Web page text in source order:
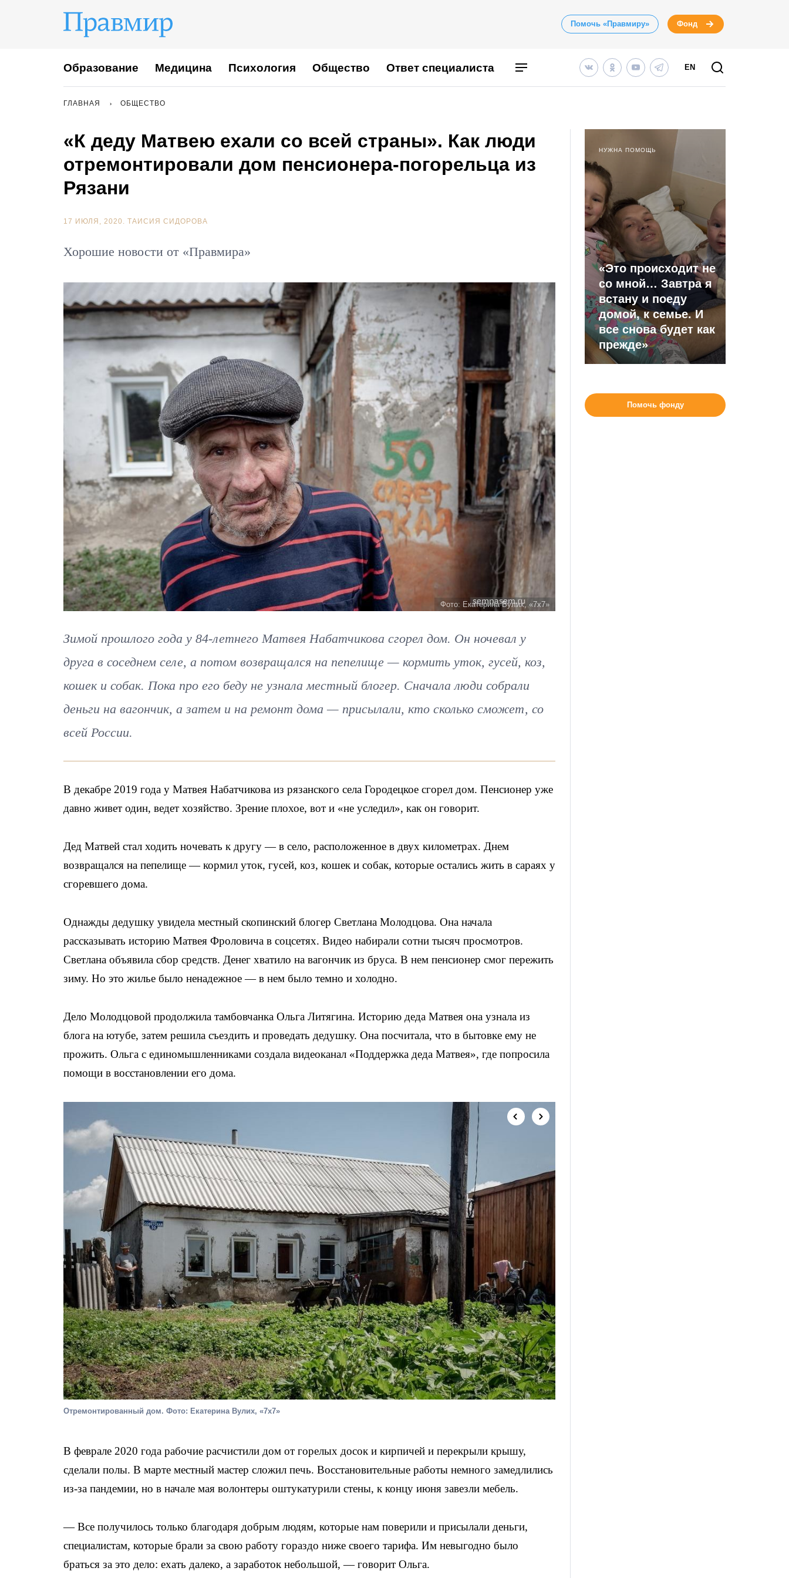
Помочь «Правмиру» Фонд
Образование Медицина Психология Общество Ответ специалиста EN
ГЛАВНАЯ ОБЩЕСТВО
«К деду Матвею ехали со всей страны». Как люди
отремонтировали дом пенсионера-погорельца из
Рязани
17 ИЮЛЯ, 2020. ТАИСИЯ СИДОРОВА
Хорошие новости от «Правмира»
Фото: Екатерина Вулих, «7х7»
Зимой прошлого года у 84-летнего Матвея Набатчикова сгорел дом. Он ночевал у
друга в соседнем селе, а потом возвращался на пепелище — кормить уток, гусей, коз,
кошек и собак. Пока про его беду не узнала местный блогер. Сначала люди собрали
деньги на вагончик, а затем и на ремонт дома — присылали, кто сколько сможет, со
всей России.
В декабре 2019 года у Матвея Набатчикова из рязанского села Городецкое сгорел дом. Пенсионер уже
давно живет один, ведет хозяйство. Зрение плохое, вот и «не уследил», как он говорит.
Дед Матвей стал ходить ночевать к другу — в село, расположенное в двух километрах. Днем
возвращался на пепелище — кормил уток, гусей, коз, кошек и собак, которые остались жить в сараях у
сгоревшего дома.
Однажды дедушку увидела местный скопинский блогер Светлана Молодцова. Она начала
рассказывать историю Матвея Фроловича в соцсетях. Видео набирали сотни тысяч просмотров.
Светлана объявила сбор средств. Денег хватило на вагончик из бруса. В нем пенсионер смог пережить
зиму. Но это жилье было ненадежное — в нем было темно и холодно.
Дело Молодцовой продолжила тамбовчанка Ольга Литягина. Историю деда Матвея она узнала из
блога на ютубе, затем решила съездить и проведать дедушку. Она посчитала, что в бытовке ему не
прожить. Ольга с единомышленниками создала видеоканал «Поддержка деда Матвея», где попросила
помощи в восстановлении его дома.
Отремонтированный дом. Фото: Екатерина Вулих, «7х7»
В феврале 2020 года рабочие расчистили дом от горелых досок и кирпичей и перекрыли крышу,
сделали полы. В марте местный мастер сложил печь. Восстановительные работы немного замедлились
из-за пандемии, но в начале мая волонтеры оштукатурили стены, к концу июня завезли мебель.
— Все получилось только благодаря добрым людям, которые нам поверили и присылали деньги,
специалистам, которые брали за свою работу гораздо ниже своего тарифа. Им невыгодно было
браться за это дело: ехать далеко, а заработок небольшой, — говорит Ольга.
НУЖНА ПОМОЩЬ
«Это происходит не
со мной… Завтра я
встану и поеду
домой, к семье. И
все снова будет как
прежде»
Помочь фонду